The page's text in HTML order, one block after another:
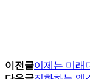
이전글이제는 미래